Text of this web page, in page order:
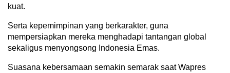
kuat.
Serta kepemimpinan yang berkarakter, guna
mempersiapkan mereka menghadapi tantangan global
sekaligus menyongsong Indonesia Emas.
Suasana kebersamaan semakin semarak saat Wapres